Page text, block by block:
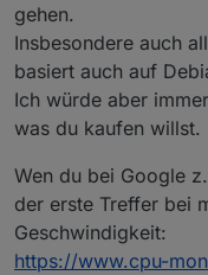
gehen.
Insbesondere auch
basiert auch auf
Ich würde aber
was du kaufen willst.
Wen du bei Google
der erste Treffer bei
Geschwindigkeit:
https://www.cpu-